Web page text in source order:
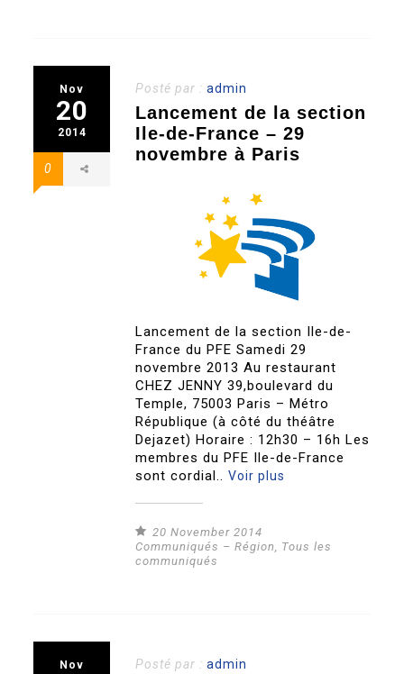
Nov
20
2014
0
Posté par :admin
Lancement de la section
Ile-de-France – 29
novembre à Paris
Lancement de la section Ile-de-
France du PFE Samedi 29
novembre 2013 Au restaurant
CHEZ JENNY 39,boulevard du
Temple, 75003 Paris – Métro
République (à côté du théâtre
Dejazet) Horaire : 12h30 – 16h Les
membres du PFE Ile-de-France
sont cordial..Voir plus
20 November 2014
Communiqués – Région, Tous les
communiqués
Nov Posté par :admin